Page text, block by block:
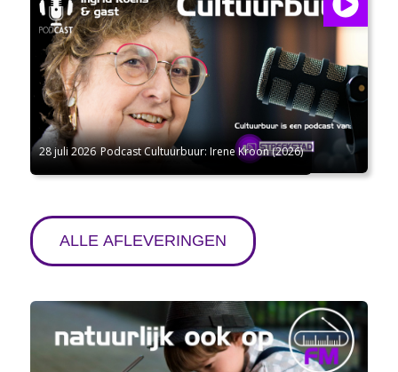
28 juli 2026 Podcast Cultuurbuur: Irene Kroon (2026)
ALLE AFLEVERINGEN